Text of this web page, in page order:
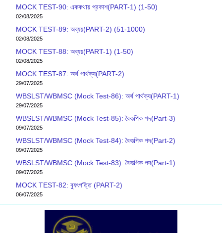
MOCK TEST-90: এককথায় প্রকাশ(PART-1) (1-50)
02/08/2025
MOCK TEST-89: অব্যয়(PART-2) (51-1000)
02/08/2025
MOCK TEST-88: অব্যয়(PART-1) (1-50)
02/08/2025
MOCK TEST-87: অর্থ পার্থক্য(PART-2)
29/07/2025
WBSLST/WBMSC (Mock Test-86): অর্থ পার্থক্য(PART-1)
29/07/2025
WBSLST/WBMSC (Mock Test-85): বৈকল্পিক পদ(Part-3)
09/07/2025
WBSLST/WBMSC (Mock Test-84): বৈকল্পিক পদ(Part-2)
09/07/2025
WBSLST/WBMSC (Mock Test-83): বৈকল্পিক পদ(Part-1)
09/07/2025
MOCK TEST-82: ব‍্যুৎপত্তি (PART-2)
06/07/2025